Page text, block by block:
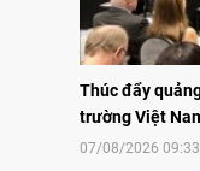
Thúc đẩy
trường Việt
07/08/2026 09:33